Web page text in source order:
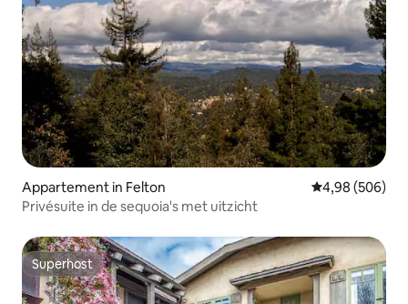
Appartement in Felton Gemiddelde
4,98 (506)
Privésuite in de sequoia's met uitzicht
Superhost
Superhost